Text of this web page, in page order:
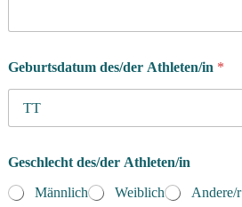
m
Geburtsdatum des/der Athleten/in *
Geschlecht des/der Athleten/in
Männlich
Weiblich Andere/r